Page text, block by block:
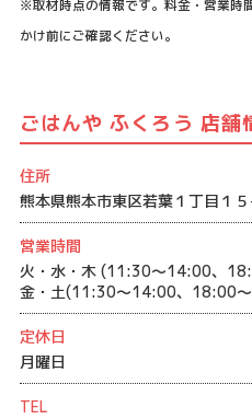
※取材時点の情報です。料金・営業時
かけ前にご確認ください。
ごはんや ふくろう 店舗
住所
熊本県熊本市東区若葉１丁目１５
営業時間
火・水・木 (11:30〜14:00、
金・土(11:30〜14:00、18:00
定休日
月曜日
TEL